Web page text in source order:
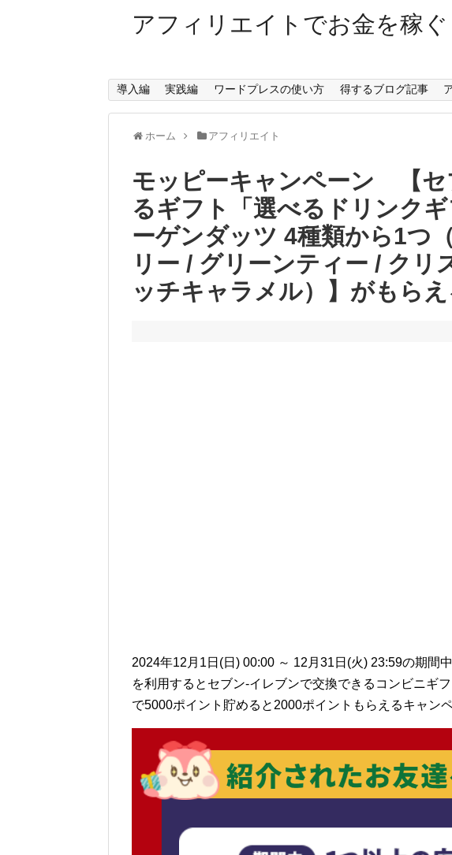
アフィリエイトでお金を稼
導入編 実践編 ワードプレスの使い方 得するブログ記事
ホーム アフィリエイト
モッピーキャンペーン 【セ
るギフト「選べるドリンク
ーゲンダッツ 4種類から1つ
リー / グリーンティー / クリ
ッチキャラメル）】がもら
2024年12月1日(日) 00:00 ～ 12月31日(火) 23:59の期間中
を利用するとセブン-イレブンで交換できるコンビニギ
で5000ポイント貯めると2000ポイントもらえるキャン